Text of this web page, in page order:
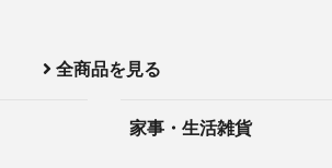
全商品を見る
家事・生活雑貨